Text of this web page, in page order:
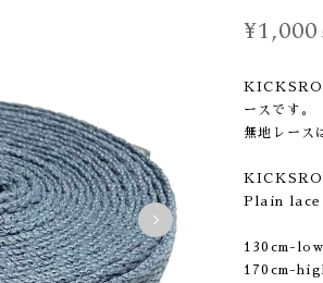
¥1,000
ースです。
無地レース
Plain
130cm-
170cm-